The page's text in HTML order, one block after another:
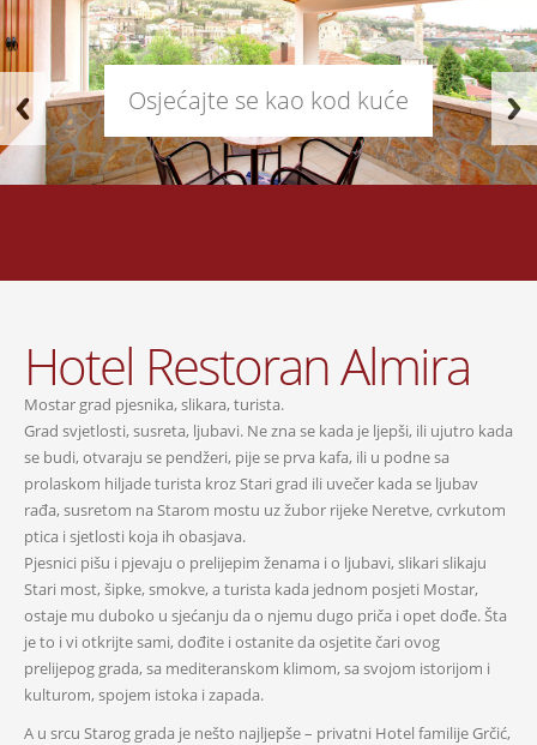
Osjećajte se kao kod kuće
Hotel Restoran Almira
Mostar grad pjesnika, slikara, turista.
Grad svjetlosti, susreta, ljubavi. Ne zna se kada je ljepši, ili ujutro kada
se budi, otvaraju se pendžeri, pije se prva kafa, ili u podne sa
prolaskom hiljade turista kroz Stari grad ili uvečer kada se ljubav
rađa, susretom na Starom mostu uz žubor rijeke Neretve, cvrkutom
ptica i sjetlosti koja ih obasjava.
Pjesnici pišu i pjevaju o prelijepim ženama i o ljubavi, slikari slikaju
Stari most, šipke, smokve, a turista kada jednom posjeti Mostar,
ostaje mu duboko u sjećanju da o njemu dugo priča i opet dođe. Šta
je to i vi otkrijte sami, dođite i ostanite da osjetite čari ovog
prelijepog grada, sa mediteranskom klimom, sa svojom istorijom i
kulturom, spojem istoka i zapada.
A u srcu Starog grada je nešto najljepše – privatni Hotel familije Grčić,